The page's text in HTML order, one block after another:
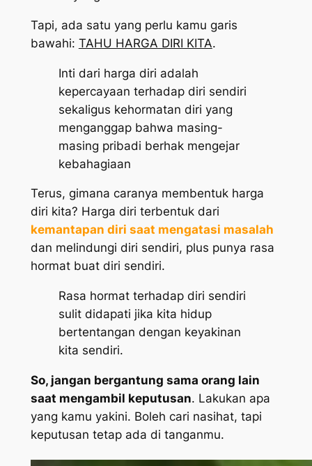
Tapi, ada satu yang perlu kamu garis
bawahi: TAHU HARGA DIRI KITA.
Inti dari harga diri adalah
kepercayaan terhadap diri sendiri
sekaligus kehormatan diri yang
menganggap bahwa masing-
masing pribadi berhak mengejar
kebahagiaan
Terus, gimana caranya membentuk harga
diri kita? Harga diri terbentuk dari
kemantapan diri saat mengatasi masalah
dan melindungi diri sendiri, plus punya rasa
hormat buat diri sendiri.
Rasa hormat terhadap diri sendiri
sulit didapati jika kita hidup
bertentangan dengan keyakinan
kita sendiri.
So, jangan bergantung sama orang lain
saat mengambil keputusan. Lakukan apa
yang kamu yakini. Boleh cari nasihat, tapi
keputusan tetap ada di tanganmu.